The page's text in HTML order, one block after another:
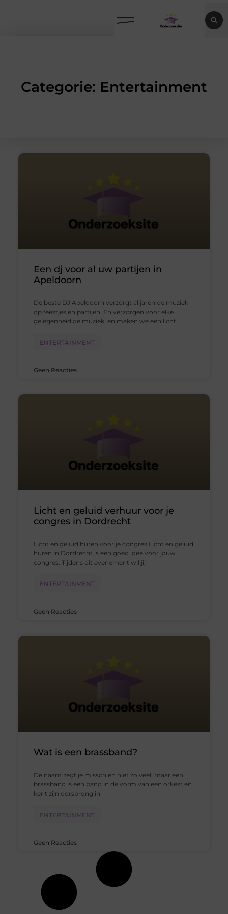
Categorie: Entertainment
Een dj voor al uw partijen in
Apeldoorn
De beste DJ Apeldoorn verzorgt al jaren de muziek
op feestjes en partijen. En verzorgen voor elke
gelegenheid de muziek, en maken we een licht
ENTERTAINMENT
Geen Reacties
Licht en geluid verhuur voor je
congres in Dordrecht
Licht en geluid huren voor je congres Licht en geluid
huren in Dordrecht is een goed idee voor jouw
congres. Tijdens dit evenement wil jij
ENTERTAINMENT
Geen Reacties
Wat is een brassband?
De naam zegt je misschien niet zo veel, maar een
brassband is een band in de vorm van een orkest en
kent zijn oorsprong in
ENTERTAINMENT
Geen Reacties